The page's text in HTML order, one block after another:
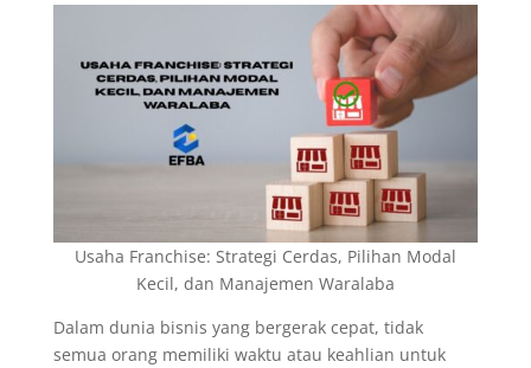
Usaha Franchise: Strategi Cerdas, Pilihan Modal
Kecil, dan Manajemen Waralaba
Dalam dunia bisnis yang bergerak cepat, tidak
semua orang memiliki waktu atau keahlian untuk